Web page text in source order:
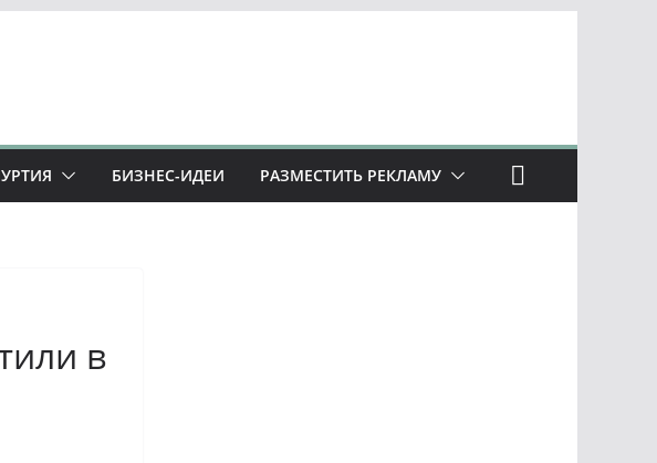
БИЗНЕС-ИДЕИ РАЗМЕСТИТЬ РЕКЛАМУ
в